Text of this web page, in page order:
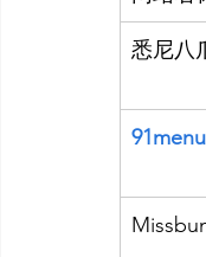
悉尼八
91menu